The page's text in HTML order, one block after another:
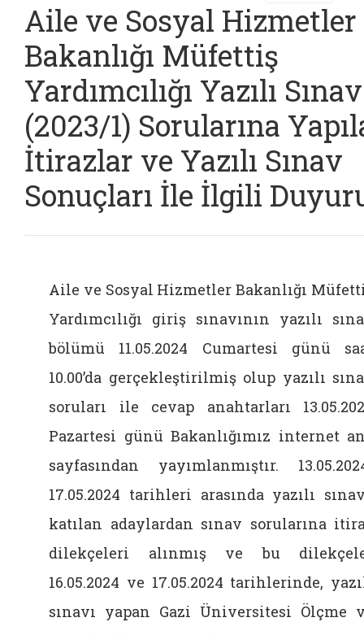
Aile ve Sosyal Hizmetler
Bakanlığı Müfettiş
Yardımcılığı Yazılı Sınav
(2023/1) Sorularına
İtirazlar ve Yazılı Sınav
Sonuçları İle İlgili
Aile ve Sosyal Hizmetler Bakanlığı
Yardımcılığı giriş sınavının yazılı
bölümü 11.05.2024 Cumartesi günü
10.00’da gerçekleştirilmiş olup yazılı
soruları ile cevap anahtarları
Pazartesi günü Bakanlığımız internet
sayfasından yayımlanmıştır.
17.05.2024 tarihleri arasında yazılı
katılan adaylardan sınav sorularına
dilekçeleri alınmış ve bu
16.05.2024 ve 17.05.2024 tarihlerinde,
sınavı yapan Gazi Üniversitesi Ölçme